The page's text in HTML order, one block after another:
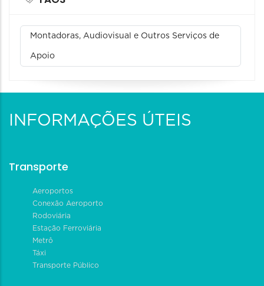
Montadoras, Audiovisual e Outros Serviços de
Apoio
INFORMAÇÕES ÚTEIS
Transporte
Aeroportos
Conexão Aeroporto
Rodoviária
Estação Ferroviária
Metrô
Táxi
Transporte Público